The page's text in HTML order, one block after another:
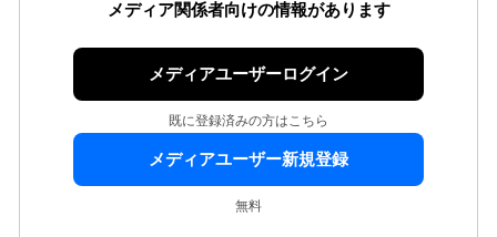
メディア関係者向けの情報があります
メディアユーザーログイン
既に登録済みの方はこちら
メディアユーザー新規登録
無料